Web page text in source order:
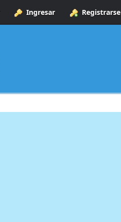
Ingresar Registrarse